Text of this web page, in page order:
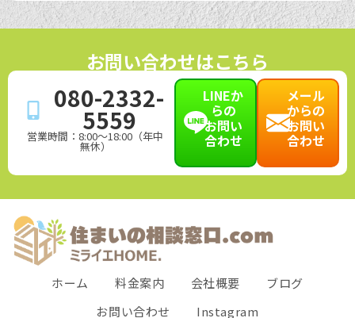
お問い合わせはこちら
080-2332-
5559
営業時間：8:00～18:00（年中
無休）
LINEか
らの
お問い
合わせ
メール
からの
お問い
合わせ
ホーム 料金案内 会社概要
ブログ
お問い合わせ
Instagram